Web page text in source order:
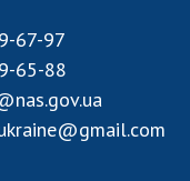
67-97
65-88